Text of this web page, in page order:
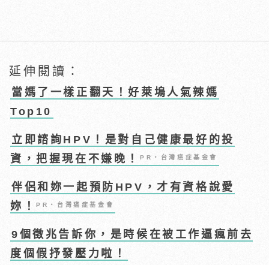
延伸閱讀：
當媽了一樣正翻天！好萊塢人氣辣媽
Top10
立即諮詢HPV！是對自己健康最好的投
資，把握現在不嫌晚！PR・台灣癌症基金會
伴侶和妳一起預防HPV，才有資格說愛
妳！PR・台灣癌症基金會
9個徵兆告訴你，是時候在被工作逼瘋前去
度個假抒發壓力啦！